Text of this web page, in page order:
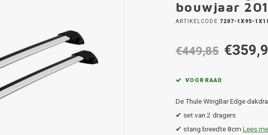
bouwjaar
ARTIKELCODE 7207-1X95-
€449,85
VOORRAAD
De Thule WingBar Edge
✔ set van 2 dragers
✔ stang breedte 8cm Lees